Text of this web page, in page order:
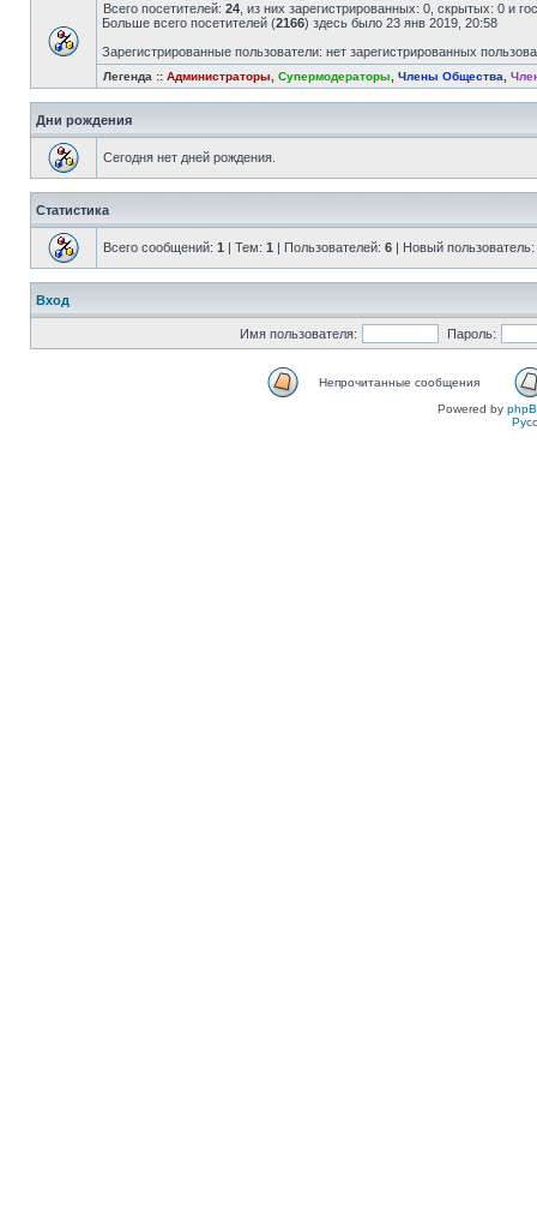
Всего посетителей: 24 , из них зарегистрированных: 0, скрытых: 0 и
Больше всего посетителей (2166) здесь было 23 янв 2019, 20:58
Зарегистрированные пользователи: нет зарегистрированных
Легенда :: Администраторы Супермодераторы Члены Общества
Дни рождения
Сегодня нет дней рождения.
Статистика
Всего сообщений: 1 | Тем: 1 | Пользователей: 6 | Новый пользователь:
Вход
Имя пользователя: Пароль:
Непрочитанные сообщения
Powered by